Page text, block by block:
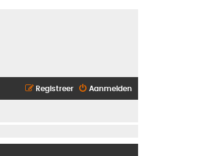
Aanmelden
Registreer